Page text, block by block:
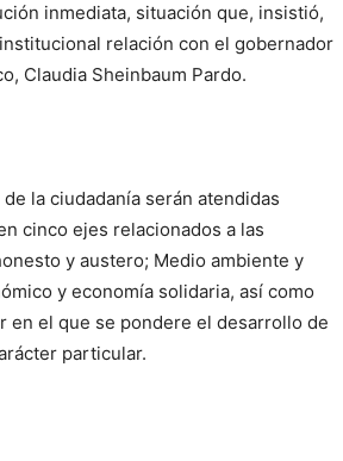
inmediata, situación que, insistió,
relación con el gobernador
Claudia Sheinbaum Pardo.
la ciudadanía serán atendidas
cinco ejes relacionados a las
y austero; Medio ambiente y
y economía solidaria, así como
en el que se pondere el desarrollo de
particular.